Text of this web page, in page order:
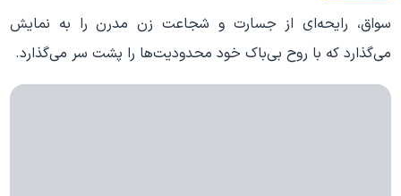
سواق، رایحه‌ای از جسارت و شجاعت زن مدرن را به نمایش
می‌گذارد که با روح بی‌باک خود محدودیت‌ها را پشت سر می‌گذارد.